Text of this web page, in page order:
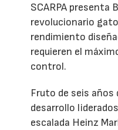
SCARPA presenta
revolucionario
rendimiento
requieren el
control.
Fruto de seis
desarrollo
escalada Heinz